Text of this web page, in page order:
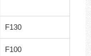
F130
F100